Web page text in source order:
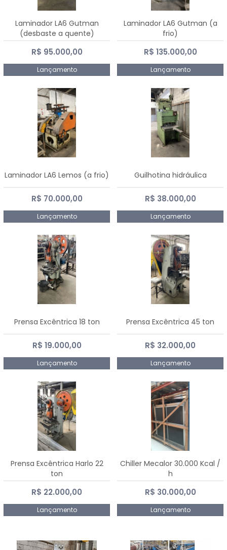
Laminador LA6 Gutman
(desbaste a quente)
R$ 95.000,00
Lançamento
Laminador LA6 Gutman (a
frio)
R$ 135.000,00
Lançamento
Laminador LA6 Lemos (a frio)
R$ 70.000,00
Lançamento
Guilhotina hidráulica
R$ 38.000,00
Lançamento
Prensa Excêntrica 18 ton
R$ 19.000,00
Lançamento
Prensa Excêntrica 45 ton
R$ 32.000,00
Lançamento
Prensa Excêntrica Harlo 22
ton
R$ 22.000,00
Lançamento
Chiller Mecalor 30.000 Kcal /
h
R$ 30.000,00
Lançamento